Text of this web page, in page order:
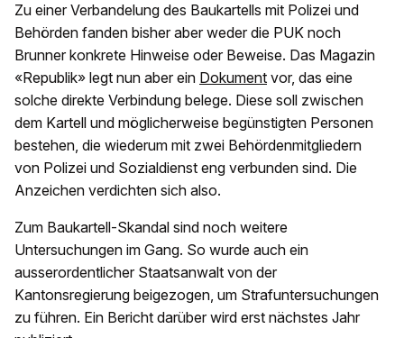
Zu einer Verbandelung des Baukartells mit Polizei und
Behörden fanden bisher aber weder die PUK noch
Brunner konkrete Hinweise oder Beweise. Das Magazin
«Republik» legt nun aber ein Dokument vor, das eine
solche direkte Verbindung belege. Diese soll zwischen
dem Kartell und möglicherweise begünstigten Personen
bestehen, die wiederum mit zwei Behördenmitgliedern
von Polizei und Sozialdienst eng verbunden sind. Die
Anzeichen verdichten sich also.
Zum Baukartell-Skandal sind noch weitere
Untersuchungen im Gang. So wurde auch ein
ausserordentlicher Staatsanwalt von der
Kantonsregierung beigezogen, um Strafuntersuchungen
zu führen. Ein Bericht darüber wird erst nächstes Jahr